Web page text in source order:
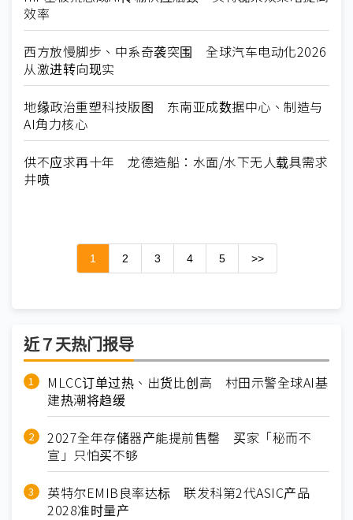
效率
西方放慢脚步、中系奇袭突围 全球汽车电动化2026
从激进转向现实
地缘政治重塑科技版图 东南亚成数据中心、制造与
AI角力核心
供不应求再十年 龙德造船：水面/水下无人载具需求
井喷
1 2 3 4 5 >>
近７天热门报导
MLCC订单过热、出货比创高 村田示警全球AI基
建热潮将趋缓
2027全年存储器产能提前售罄 买家「秘而不
宣」只怕买不够
英特尔EMIB良率达标 联发科第2代ASIC产品
2028准时量产